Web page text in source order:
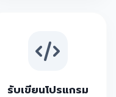
รับเขียนโปรแกรม